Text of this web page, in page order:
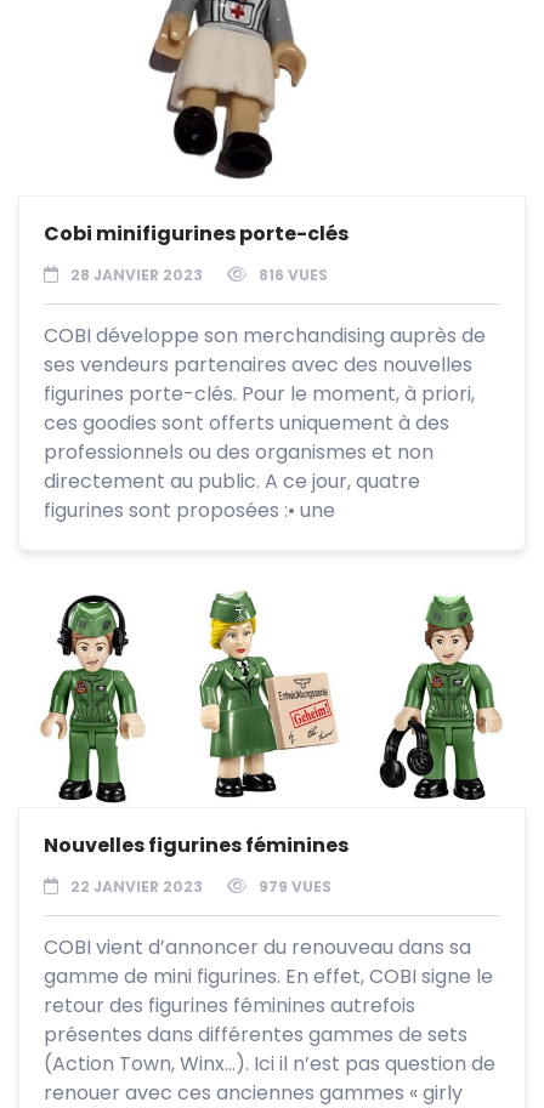
Cobi minifigurines porte-clés
28 JANVIER 2023 816 VUES
COBI développe son merchandising auprès de
ses vendeurs partenaires avec des nouvelles
figurines porte-clés. Pour le moment, à priori,
ces goodies sont offerts uniquement à des
professionnels ou des organismes et non
directement au public. A ce jour, quatre
figurines sont proposées :• une
Nouvelles figurines féminines
22 JANVIER 2023 979 VUES
COBI vient d’annoncer du renouveau dans sa
gamme de mini figurines. En effet, COBI signe le
retour des figurines féminines autrefois
présentes dans différentes gammes de sets
(Action Town, Winx…). Ici il n’est pas question de
renouer avec ces anciennes gammes « girly